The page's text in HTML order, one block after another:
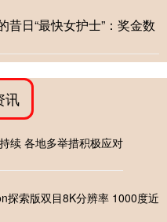
日“最快女护士”：奖金数
讯
续 各地多举措积极应对
探索版双目8K分辨率 1000度近